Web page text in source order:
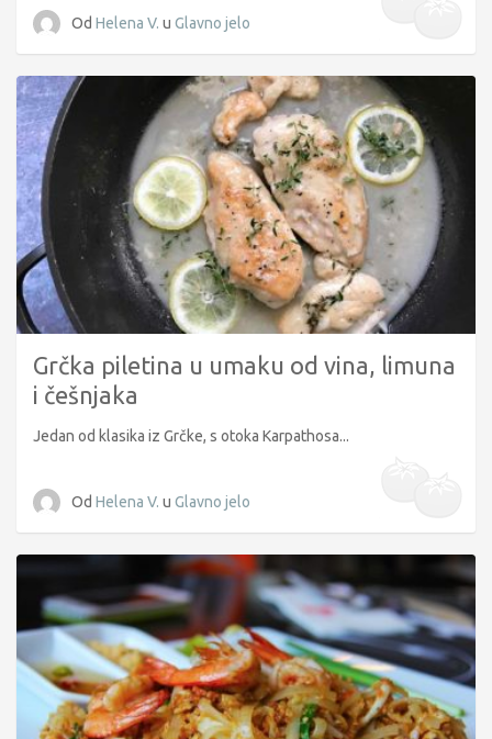
Od Helena V. u Glavno jelo
Grčka piletina u umaku od vina, limuna
i češnjaka
Jedan od klasika iz Grčke, s otoka Karpathosa...
Od Helena V. u Glavno jelo